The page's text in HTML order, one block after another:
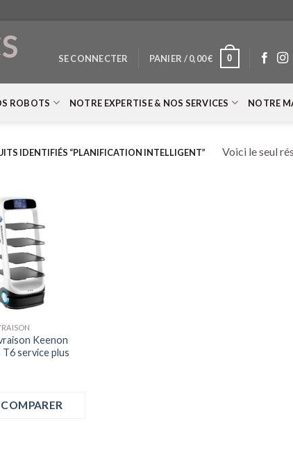
SE CONNECTER PANIER /0,00€ 0
ROBOTS NOTRE EXPERTISE & NOS SERVICES NOTRE
IDENTIFIÉS “PLANIFICATION INTELLIGENT” Voici le seul
Keenon
service plus
COMPARER